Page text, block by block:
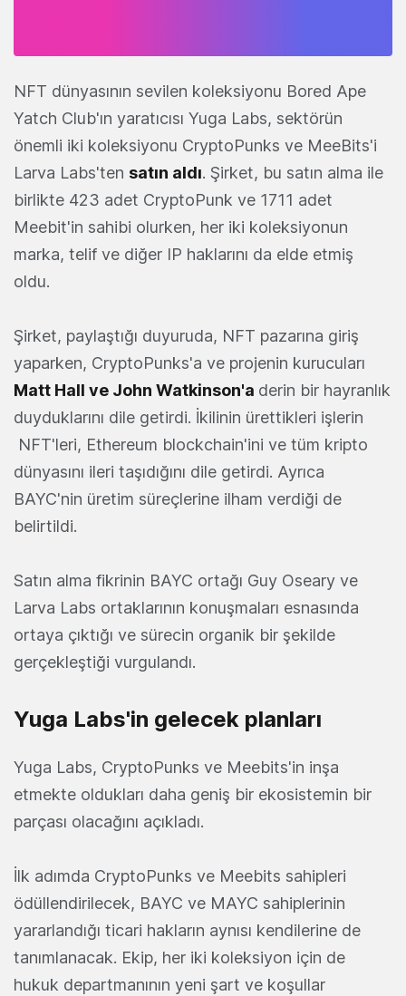
NFT dünyasının sevilen koleksiyonu Bored Ape
Yatch Club'ın yaratıcısı Yuga Labs, sektörün
önemli iki koleksiyonu CryptoPunks ve MeeBits'i
Larva Labs'ten satın aldı. Şirket, bu satın alma ile
birlikte 423 adet CryptoPunk ve 1711 adet
Meebit'in sahibi olurken, her iki koleksiyonun
marka, telif ve diğer IP haklarını da elde etmiş
oldu.
Şirket, paylaştığı duyuruda, NFT pazarına giriş
yaparken, CryptoPunks'a ve projenin kurucuları
Matt Hall ve John Watkinson'a derin bir hayranlık
duyduklarını dile getirdi. İkilinin ürettikleri işlerin
NFT'leri, Ethereum blockchain'ini ve tüm kripto
dünyasını ileri taşıdığını dile getirdi. Ayrıca
BAYC'nin üretim süreçlerine ilham verdiği de
belirtildi.
Satın alma fikrinin BAYC ortağı Guy Oseary ve
Larva Labs ortaklarının konuşmaları esnasında
ortaya çıktığı ve sürecin organik bir şekilde
gerçekleştiği vurgulandı.
Yuga Labs'in gelecek planları
Yuga Labs, CryptoPunks ve Meebits'in inşa
etmekte oldukları daha geniş bir ekosistemin bir
parçası olacağını açıkladı.
İlk adımda CryptoPunks ve Meebits sahipleri
ödüllendirilecek, BAYC ve MAYC sahiplerinin
yararlandığı ticari hakların aynısı kendilerine de
tanımlanacak. Ekip, her iki koleksiyon için de
hukuk departmanının yeni şart ve koşullar